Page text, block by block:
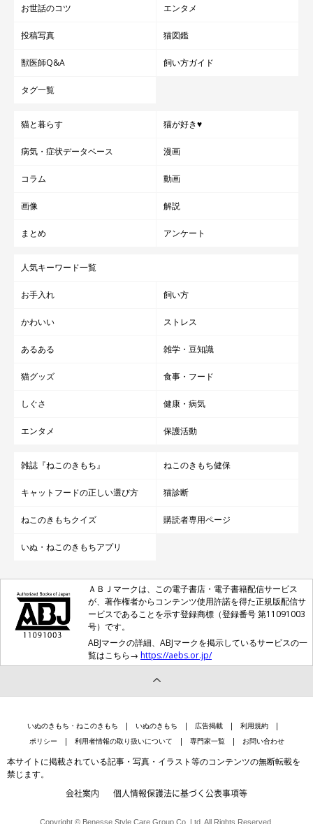
お世話のコツ エンタメ
投稿写真 猫図鑑
獣医師Q&A 飼い方ガイド
タグ一覧
猫と暮らす 猫が好き♥
病気・症状データベース 漫画
コラム 動画
画像 解説
まとめ アンケート
人気キーワード一覧
お手入れ 飼い方
かわいい ストレス
あるある 雑学・豆知識
猫グッズ 食事・フード
しぐさ 健康・病気
エンタメ 保護活動
雑誌『ねこのきもち』 ねこのきもち健保
キャットフードの正しい選び方 猫診断
ねこのきもちクイズ 購読者専用ページ
いぬ・ねこのきもちアプリ
ＡＢＪマークは、この電子書店・電子書籍配信サービス
が、著作権者からコンテンツ使用許諾を得た正規版配信サ
ービスであることを示す登録商標（登録番号 第11091003
号）です。
ABJマークの詳細、ABJマークを掲示しているサービスの一
覧はこちら→ https://aebs.or.jp/
いぬのきもち・ねこのきもち いぬのきもち 広告掲載
利用規約
ポリシー
利用者情報の取り扱いについて 専門家一覧 お問い合わせ
本サイトに掲載されている記事・写真・イラスト等のコンテンツの無断転載を
禁じます。
会社案内 個人情報保護法に基づく公表事項等
Copyright © Benesse Style Care Group Co.,Ltd. All Rights Reserved.